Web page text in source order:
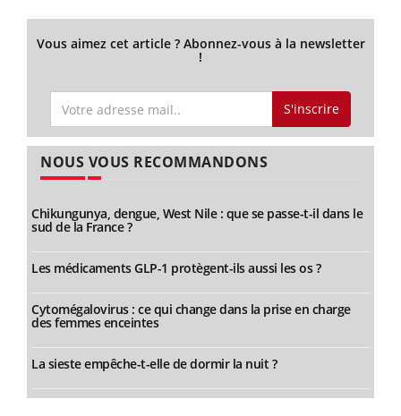
Vous aimez cet article ? Abonnez-vous à la newsletter
!
S'inscrire
NOUS VOUS RECOMMANDONS
Chikungunya, dengue, West Nile : que se passe-t-il dans le
sud de la France ?
Les médicaments GLP-1 protègent-ils aussi les os ?
Cytomégalovirus : ce qui change dans la prise en charge
des femmes enceintes
La sieste empêche-t-elle de dormir la nuit ?